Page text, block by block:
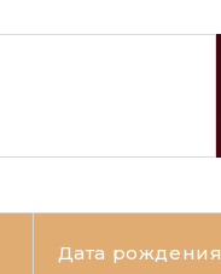
Дата рождения